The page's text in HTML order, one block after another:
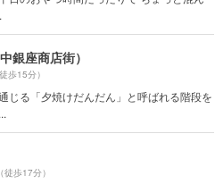
銀座商店街）
徒歩15分）
じる「夕焼けだんだん」と呼ばれる階段を
（徒歩17分）